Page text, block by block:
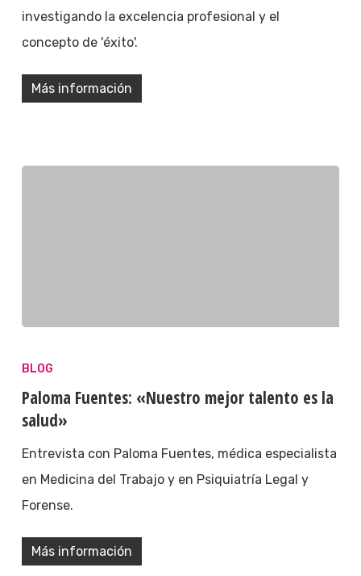
investigando la excelencia profesional y el
concepto de 'éxito'.
Más información
BLOG
Paloma Fuentes: «Nuestro mejor talento es la
salud»
Entrevista con Paloma Fuentes, médica especialista
en Medicina del Trabajo y en Psiquiatría Legal y
Forense.
Más información